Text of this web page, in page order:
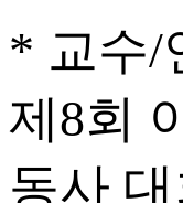
* 교수/
제8회
동사